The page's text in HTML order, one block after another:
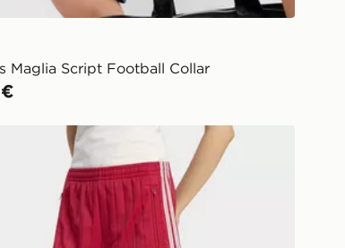
Maglia Script Football Collar
Pinstripe Firebird